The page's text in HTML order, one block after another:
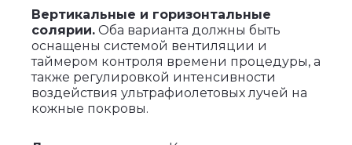
Вертикальные и горизонтальные
солярии. Оба варианта должны быть
оснащены системой вентиляции и
таймером контроля времени процедуры, а
также регулировкой интенсивности
воздействия ультрафиолетовых лучей на
кожные покровы.